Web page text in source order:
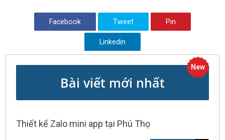
Facebook Tweet Pin
Linkedin
Bài viết mới nhất
New
Thiết kế Zalo mini app tại Phú Thọ